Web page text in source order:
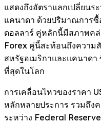
แสดงถึงอัตราแลกเปลี่ยนร
แคนาดา ด้วยปริมาณการซื้
ดอลลาร์ คู่หลักนี้มีสภาพคล่
Forex คู่นี้สะท้อนถึงความ
สหรัฐอเมริกาและแคนาด
ที่สุดในโลก
การเคลื่อนไหวของราคา
หลักหลายประการ รวมถึง
ระหว่าง Federal